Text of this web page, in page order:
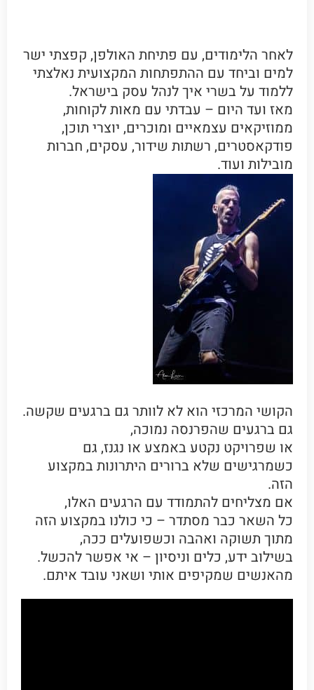
לאחר הלימודים, עם פתיחת האולפן, קפצתי ישר
למים וביחד עם ההתפתחות המקצועית נאלצתי
ללמוד על בשרי איך לנהל עסק בישראל.
מאז ועד היום – עבדתי עם מאות לקוחות,
ממוזיקאים עצמאיים ומוכרים, יוצרי תוכן,
פודקאסטרים, רשתות שידור, עסקים, חברות
מובילות ועוד.
הקושי המרכזי הוא לא לוותר גם ברגעים שקשה.
גם ברגעים שהפרנסה נמוכה,
או שפרויקט נקטע באמצע או נגנז, גם
כשמרגישים שלא ברורים היתרונות במקצוע
הזה.
אם מצליחים להתמודד עם הרגעים האלו,
כל השאר כבר מסתדר – כי כולנו במקצוע הזה
מתוך תשוקה ואהבה וכשפועלים ככה,
בשילוב ידע, כלים וניסיון – אי אפשר להכשל.
מהאנשים שמקיפים אותי ושאני עובד איתם.